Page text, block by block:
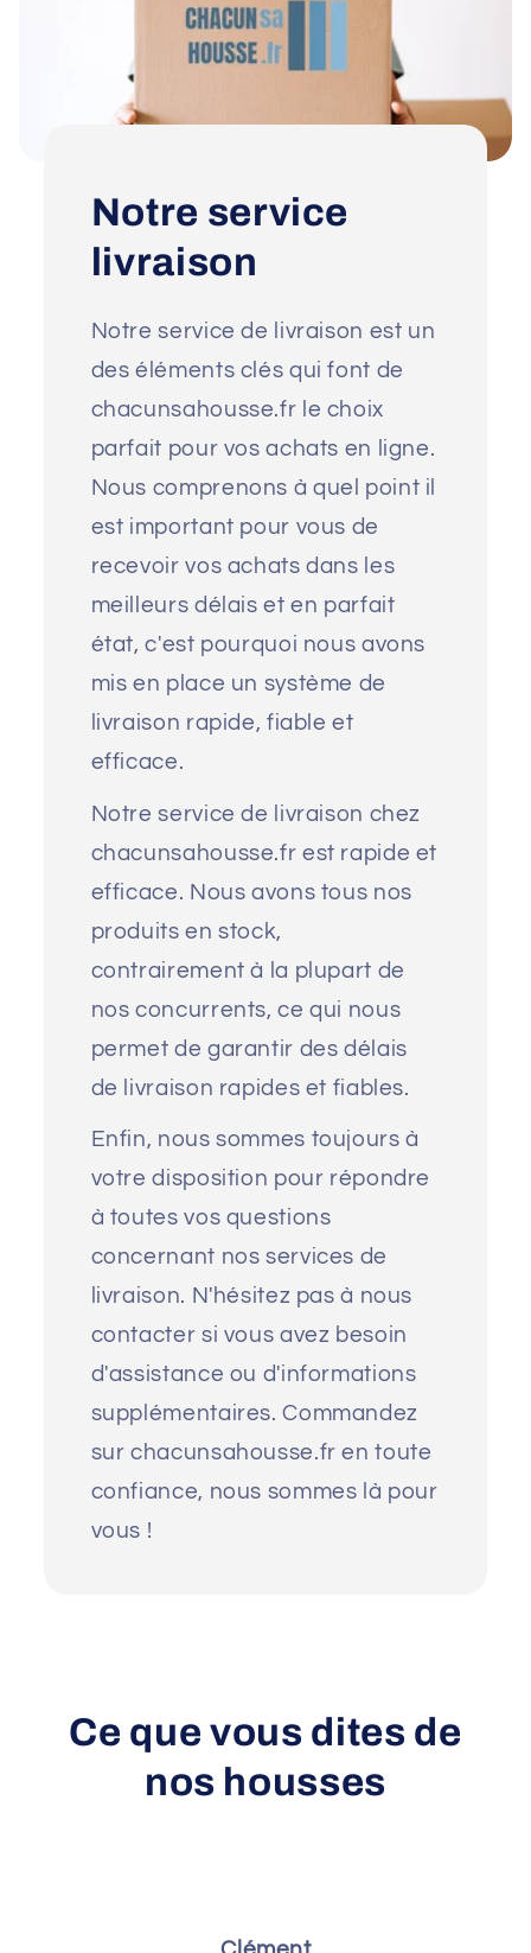
Notre service
livraison
Notre service de livraison est un
des éléments clés qui font de
chacunsahousse.fr le choix
parfait pour vos achats en ligne.
Nous comprenons à quel point il
est important pour vous de
recevoir vos achats dans les
meilleurs délais et en parfait
état, c'est pourquoi nous avons
mis en place un système de
livraison rapide, fiable et
efficace.
Notre service de livraison chez
chacunsahousse.fr est rapide et
efficace. Nous avons tous nos
produits en stock,
contrairement à la plupart de
nos concurrents, ce qui nous
permet de garantir des délais
de livraison rapides et fiables.
Enfin, nous sommes toujours à
votre disposition pour répondre
à toutes vos questions
concernant nos services de
livraison. N'hésitez pas à nous
contacter si vous avez besoin
d'assistance ou d'informations
supplémentaires. Commandez
sur chacunsahousse.fr en toute
confiance, nous sommes là pour
vous !
Ce que vous dites de
nos housses